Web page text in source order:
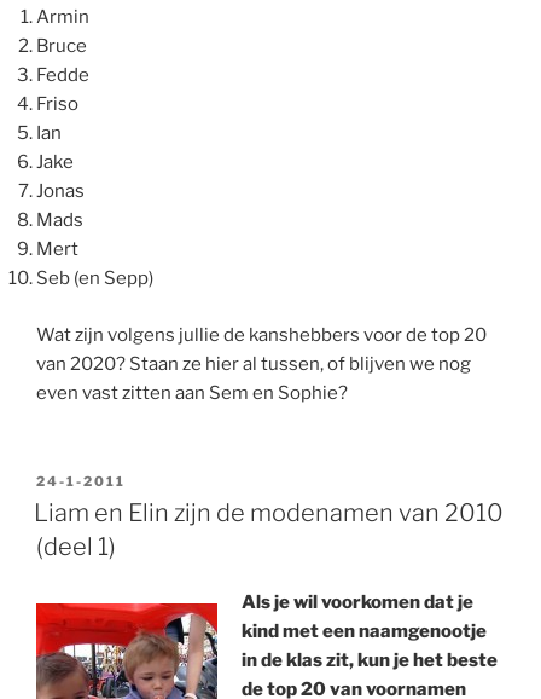
Armin
Bruce
Fedde
Friso
Ian
Jake
Jonas
Mads
Mert
Seb (en Sepp)
Wat zijn volgens jullie de kanshebbers voor de top 20
van 2020? Staan ze hier al tussen, of blijven we nog
even vast zitten aan Sem en Sophie?
GEPLAATST
OP
24-1-2011
Liam en Elin zijn de modenamen van 2010
(deel 1)
Als je wil voorkomen dat je
kind met een naamgenootje
in de klas zit, kun je het beste
de top 20 van voornamen